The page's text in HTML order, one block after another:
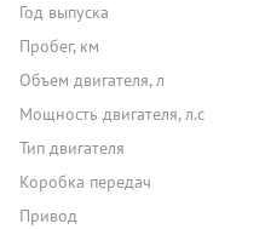
Год выпуска
Пробег, км
Объем двигателя, л
Мощность двигателя, л.с
Тип двигателя
Коробка передач
Привод